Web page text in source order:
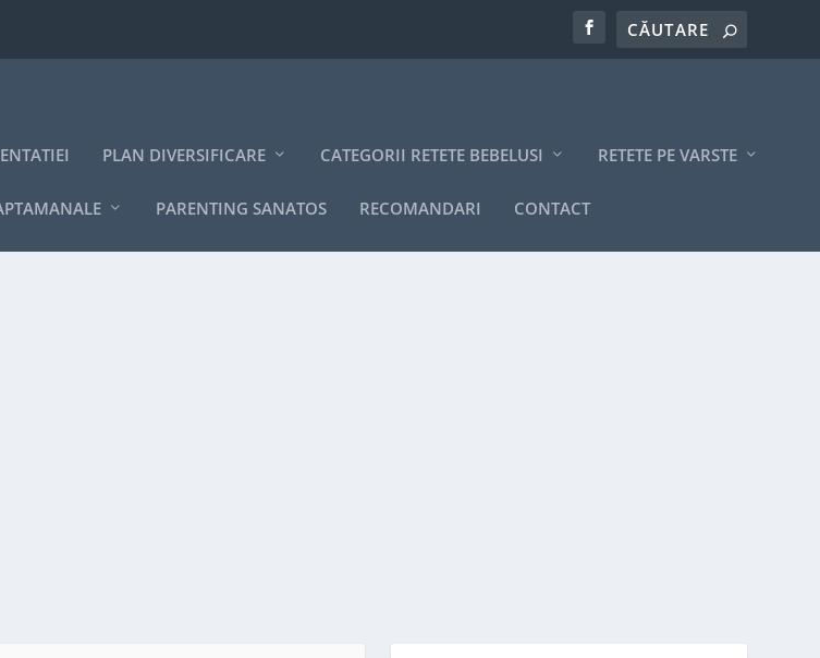
PLAN DIVERSIFICARE CATEGORII RETETE BEBELUSI RETETE PE VARSTE
PARENTING SANATOS RECOMANDARI CONTACT